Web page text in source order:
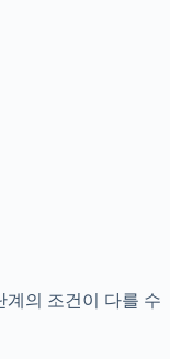
계의 조건이 다를 수